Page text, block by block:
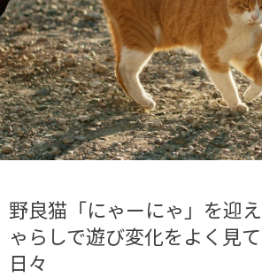
野良猫「にゃーにゃ」を迎
ゃらしで遊び変化をよく見
日々